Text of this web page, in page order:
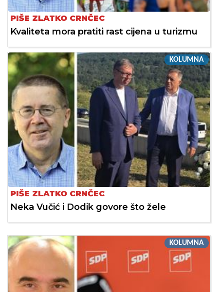
PIŠE ZLATKO CRNČEC
Kvaliteta mora pratiti rast cijena u turizmu
KOLUMNA
PIŠE ZLATKO CRNČEC
Neka Vučić i Dodik govore što žele
KOLUMNA